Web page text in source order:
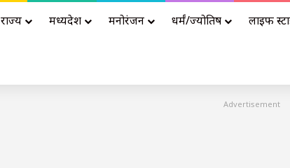
राज्य मध्यप्रदेश मनोरंजन धर्मं/ज्योतिष लाइफ
Advertisement